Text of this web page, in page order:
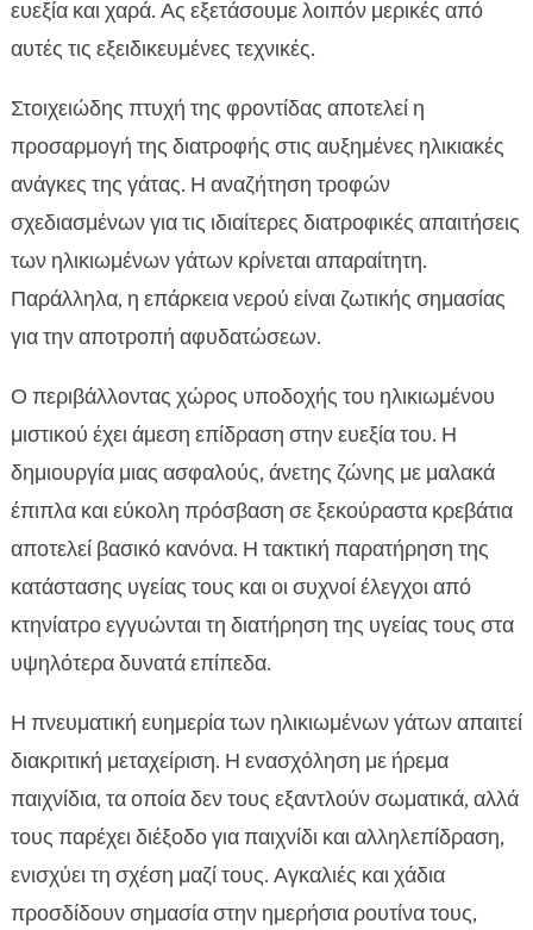
ευεξία και χαρά. Ας εξετάσουμε λοιπόν μερικές από
αυτές τις εξειδικευμένες τεχνικές.
Στοιχειώδης πτυχή της φροντίδας αποτελεί η
προσαρμογή της διατροφής στις αυξημένες ηλικιακές
ανάγκες της γάτας. Η αναζήτηση τροφών
σχεδιασμένων για τις ιδιαίτερες διατροφικές απαιτήσεις
των ηλικιωμένων γάτων κρίνεται απαραίτητη.
Παράλληλα, η επάρκεια νερού είναι ζωτικής σημασίας
για την αποτροπή αφυδατώσεων.
Ο περιβάλλοντας χώρος υποδοχής του ηλικιωμένου
μιστικού έχει άμεση επίδραση στην ευεξία του. Η
δημιουργία μιας ασφαλούς, άνετης ζώνης με μαλακά
έπιπλα και εύκολη πρόσβαση σε ξεκούραστα κρεβάτια
αποτελεί βασικό κανόνα. Η τακτική παρατήρηση της
κατάστασης υγείας τους και οι συχνοί έλεγχοι από
κτηνίατρο εγγυώνται τη διατήρηση της υγείας τους στα
υψηλότερα δυνατά επίπεδα.
Η πνευματική ευημερία των ηλικιωμένων γάτων απαιτεί
διακριτική μεταχείριση. Η ενασχόληση με ήρεμα
παιχνίδια, τα οποία δεν τους εξαντλούν σωματικά, αλλά
τους παρέχει διέξοδο για παιχνίδι και αλληλεπίδραση,
ενισχύει τη σχέση μαζί τους. Αγκαλιές και χάδια
προσδίδουν σημασία στην ημερήσια ρουτίνα τους,